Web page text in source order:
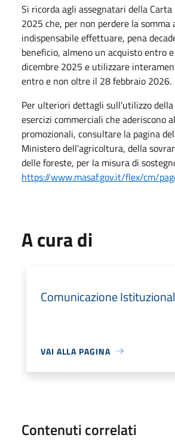
Si ricorda agli assegnatari della
2025 che, per non perdere la somma
indispensabile effettuare, pena
beneficio, almeno un acquisto entro
dicembre 2025 e utilizzare
entro e non oltre il 28 febbraio 2026.
Per ulteriori dettagli sull’utilizzo
esercizi commerciali che aderiscono
promozionali, consultare la pagina
Ministero dell’agricoltura, della
delle foreste, per la misura di
https://www.masaf.gov.it/flex/cm/
A cura di
Comunicazione
VAI ALLA PAGINA
Contenuti correlati